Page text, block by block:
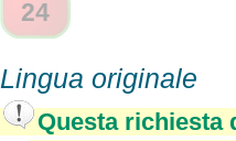
24
Lingua originale
Questa richiesta